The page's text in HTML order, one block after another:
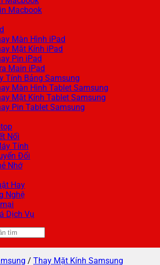
Macbook
Màn Hình iPad
Mặt Kính iPad
Pin iPad
Main iPad
Tính Bảng Samsung
Màn Hình Tablet Samsung
Mặt Kính Tablet Samsung
Pin Tablet Samsung
Nối
Tính
Đổi
Nhớ
Hay
Nghệ
Dịch Vụ
/ Thay Mặt Kính Samsung